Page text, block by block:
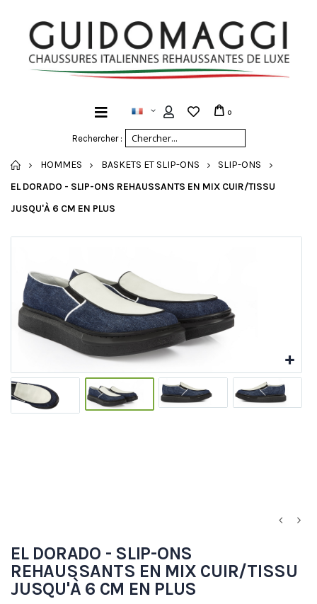
Rechercher :
0
ACCUEIL
HOMMES BASKETS ET SLIP-ONS
SLIP-ONS
EL DORADO - SLIP-ONS REHAUSSANTS EN MIX CUIR/TISSU
JUSQU'À 6 CM EN PLUS
EL DORADO - SLIP-ONS
REHAUSSANTS EN MIX CUIR/TISSU
JUSQU'À 6 CM EN PLUS